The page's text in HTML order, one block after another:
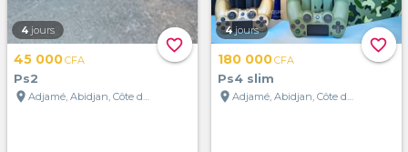
favorite_border
4 jours
45 000CFA
Ps2
location_on
Adjamé, Abidjan, Côte d'Ivoire
favorite_border
4 jours
180 000CFA
Ps4 slim
location_on
Adjamé, Abidjan, Côte d'Ivoire